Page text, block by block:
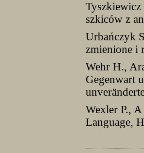
szkiców z
Urbańczyk
zmienione i
Wehr H.,
Gegenwart
Wexler P.,
Language,